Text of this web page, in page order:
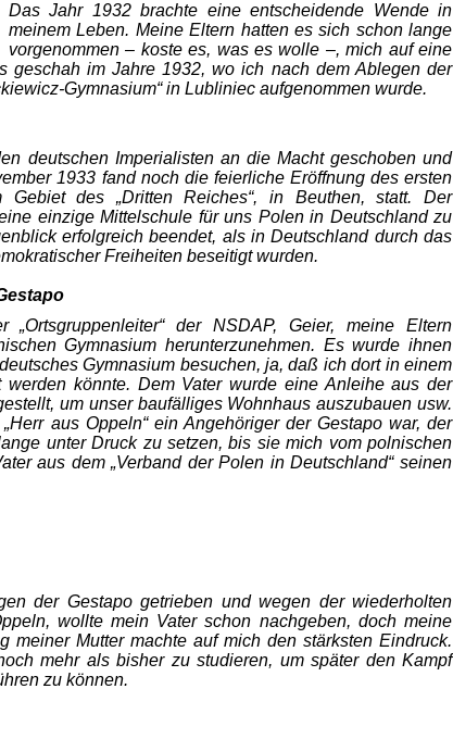
Das Jahr 1932 brachte eine entscheidende Wende in
meinem Leben. Meine Eltern hatten es sich schon lange
vorgenommen – koste es, was es wolle –, mich auf eine
geschah im Jahre 1932, wo ich nach dem Ablegen der
Gymnasium“ in Lubliniec aufgenommen wurde.
deutschen Imperialisten an die Macht geschoben und
1933 fand noch die feierliche Eröffnung des ersten
Gebiet des „Dritten Reiches“, in Beuthen, statt. Der
einzige Mittelschule für uns Polen in Deutschland zu
erfolgreich beendet, als in Deutschland durch das
Freiheiten beseitigt wurden.
der NSDAP, Geier, meine Eltern
Gymnasium herunter­zunehmen. Es wurde ihnen
Gymnasium besuchen, ja, daß ich dort in einem
werden könnte. Dem Vater wurde eine Anleihe aus der
um unser baufälliges Wohnhaus auszubauen usw.
aus Oppeln“ ein Angehöriger der Gestapo war, der
unter Druck zu setzen, bis sie mich vom pol­nischen
aus dem „Verband der Polen in Deutschland“ seinen
der Gestapo getrieben und wegen der wiederholten
wollte mein Vater schon nachgeben, doch meine
meiner Mutter machte auf mich den stärksten Eindruck.
mehr als bisher zu studieren, um später den Kampf
zu können.